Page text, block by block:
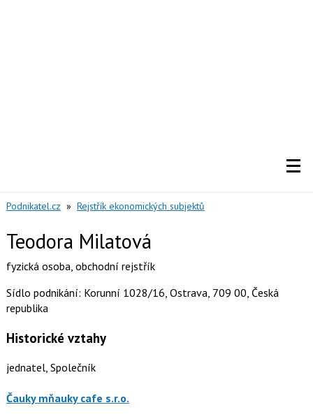
Podnikatel.cz » Rejstřík ekonomických subjektů
Teodora Milatová
fyzická osoba, obchodní rejstřík
Sídlo podnikání: Korunní 1028/16, Ostrava, 709 00, Česká
republika
Historické vztahy
jednatel, Společník
Čauky mňauky cafe s.r.o.